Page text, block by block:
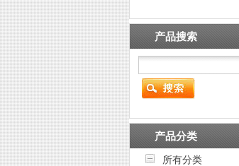
产品搜索
产品分类
所有分类